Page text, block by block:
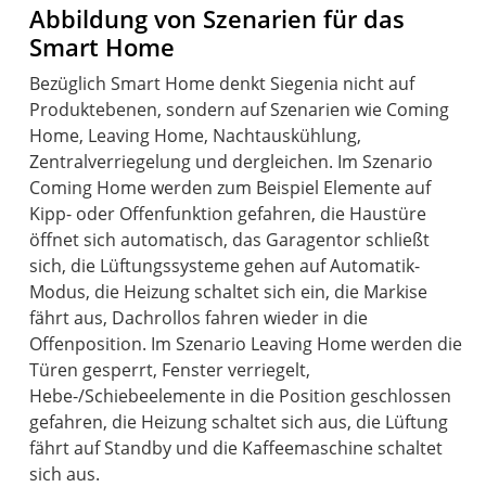
Abbildung von Szenarien für das
Smart Home
Bezüglich Smart Home denkt Siegenia nicht auf
Produktebenen, sondern auf Szenarien wie Coming
Home, Leaving Home, Nachtauskühlung,
Zentralverriegelung und dergleichen. Im Szenario
Coming Home werden zum Beispiel Elemente auf
Kipp- oder Offenfunktion gefahren, die Haustüre
öffnet sich automatisch, das Garagentor schließt
sich, die Lüftungssysteme gehen auf Automatik-
Modus, die Heizung schaltet sich ein, die Markise
fährt aus, Dachrollos fahren wieder in die
Offenposition. Im Szenario Leaving Home werden die
Türen gesperrt, Fenster verriegelt,
Hebe-/Schiebeelemente in die Position geschlossen
gefahren, die Heizung schaltet sich aus, die Lüftung
fährt auf Standby und die Kaffeemaschine schaltet
sich aus.